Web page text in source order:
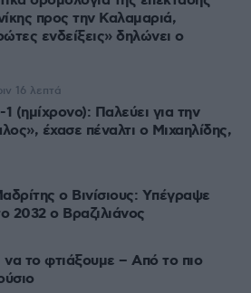
προς την Καλαμαριά,
ενδείξεις» δηλώνει ο
Παλεύει για την
έχασε πέναλτι ο Μιχαηλίδης,
16 λεπτά
ο Βινίσιους: Yπέγραψε
2032 ο Βραζιλιάνος
το φτιάξουμε – Από το πιο